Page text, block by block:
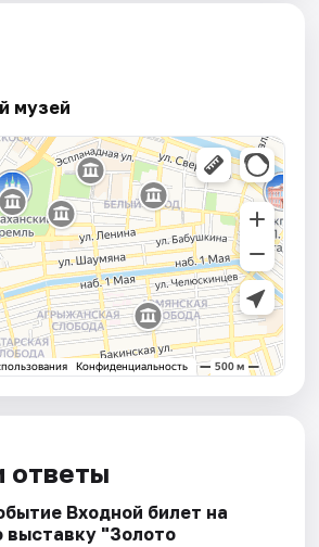
музей
ответы
Входной билет на
выставку "Золото